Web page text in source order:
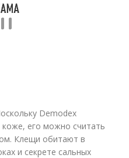
Demodex
его можно считать
Клещи обитают в
и секрете сальных